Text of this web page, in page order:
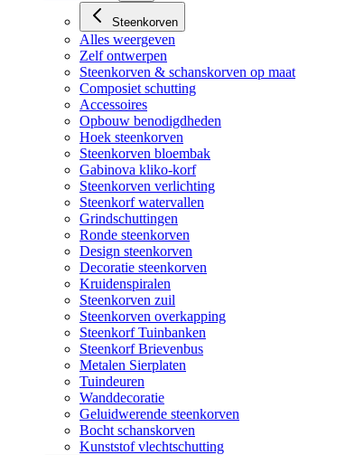
Steenkorven
Alles weergeven
Zelf ontwerpen
Steenkorven & schanskorven op maat
Composiet schutting
Accessoires
Opbouw benodigdheden
Hoek steenkorven
Steenkorven bloembak
Gabinova kliko-korf
Steenkorven verlichting
Steenkorf watervallen
Grindschuttingen
Ronde steenkorven
Design steenkorven
Decoratie steenkorven
Kruidenspiralen
Steenkorven zuil
Steenkorven overkapping
Steenkorf Tuinbanken
Steenkorf Brievenbus
Metalen Sierplaten
Tuindeuren
Wanddecoratie
Geluidwerende steenkorven
Bocht schanskorven
Kunststof vlechtschutting